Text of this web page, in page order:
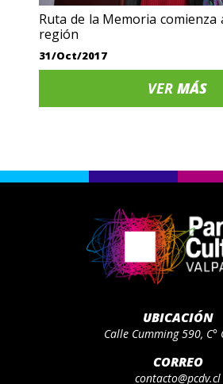
Ruta de la Memoria
región
31/Oct/2017
VERMÁS
UBICACIÓN
Calle Cumming 590, C°
CORREO
contacto@pcdv.cl